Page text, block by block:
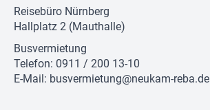
Reisebüro Nürnberg
Hallplatz 2 (Mauthalle)
Busvermietung
Telefon: 0911 / 200 13-10
E-Mail: busvermietung@neukam-reba.de